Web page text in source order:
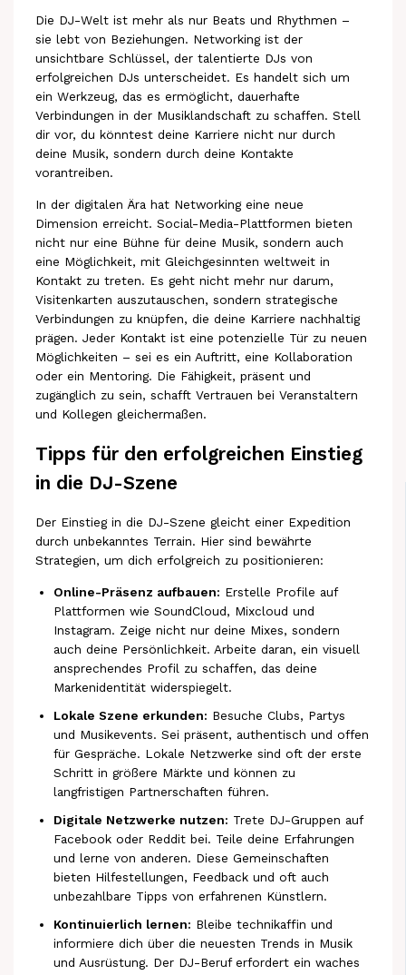
Die DJ-Welt ist mehr als nur Beats und Rhythmen –
sie lebt von Beziehungen. Networking ist der
unsichtbare Schlüssel, der talentierte DJs von
erfolgreichen DJs unterscheidet. Es handelt sich um
ein Werkzeug, das es ermöglicht, dauerhafte
Verbindungen in der Musiklandschaft zu schaffen. Stell
dir vor, du könntest deine Karriere nicht nur durch
deine Musik, sondern durch deine Kontakte
vorantreiben.
In der digitalen Ära hat Networking eine neue
Dimension erreicht. Social-Media-Plattformen bieten
nicht nur eine Bühne für deine Musik, sondern auch
eine Möglichkeit, mit Gleichgesinnten weltweit in
Kontakt zu treten. Es geht nicht mehr nur darum,
Visitenkarten auszutauschen, sondern strategische
Verbindungen zu knüpfen, die deine Karriere nachhaltig
prägen. Jeder Kontakt ist eine potenzielle Tür zu neuen
Möglichkeiten – sei es ein Auftritt, eine Kollaboration
oder ein Mentoring. Die Fähigkeit, präsent und
zugänglich zu sein, schafft Vertrauen bei Veranstaltern
und Kollegen gleichermaßen.
Tipps für den erfolgreichen Einstieg
in die DJ-Szene
Der Einstieg in die DJ-Szene gleicht einer Expedition
durch unbekanntes Terrain. Hier sind bewährte
Strategien, um dich erfolgreich zu positionieren:
Online-Präsenz aufbauen: Erstelle Profile auf
Plattformen wie SoundCloud, Mixcloud und
Instagram. Zeige nicht nur deine Mixes, sondern
auch deine Persönlichkeit. Arbeite daran, ein visuell
ansprechendes Profil zu schaffen, das deine
Markenidentität widerspiegelt.
Lokale Szene erkunden: Besuche Clubs, Partys
und Musikevents. Sei präsent, authentisch und offen
für Gespräche. Lokale Netzwerke sind oft der erste
Schritt in größere Märkte und können zu
langfristigen Partnerschaften führen.
Digitale Netzwerke nutzen: Trete DJ-Gruppen auf
Facebook oder Reddit bei. Teile deine Erfahrungen
und lerne von anderen. Diese Gemeinschaften
bieten Hilfestellungen, Feedback und oft auch
unbezahlbare Tipps von erfahrenen Künstlern.
Kontinuierlich lernen: Bleibe technikaffin und
informiere dich über die neuesten Trends in Musik
und Ausrüstung. Der DJ-Beruf erfordert ein waches